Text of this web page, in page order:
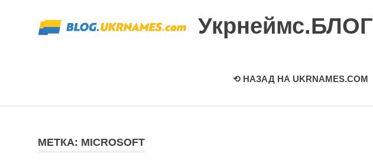
содержимому
Укрнеймс.БЛОГ
⟲ НАЗАД НА UKRNAMES.COM
МЕТКА: MICROSOFT